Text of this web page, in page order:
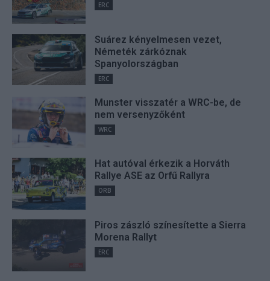
ERC
Suárez kényelmesen vezet,
Németék zárkóznak
Spanyolországban
ERC
Munster visszatér a WRC-be, de
nem versenyzőként
WRC
Hat autóval érkezik a Horváth
Rallye ASE az Orfű Rallyra
ORB
Piros zászló színesítette a Sierra
Morena Rallyt
ERC